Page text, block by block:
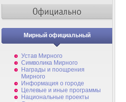
Мирный официальный
Устав Мирного
Символика Мирного
Награды и поощрения
Мирного
Информация о городе
Целевые и иные программы
Национальные проекты